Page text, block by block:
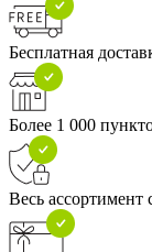
Бесплатная
Более 1 000
Весь ассортимент